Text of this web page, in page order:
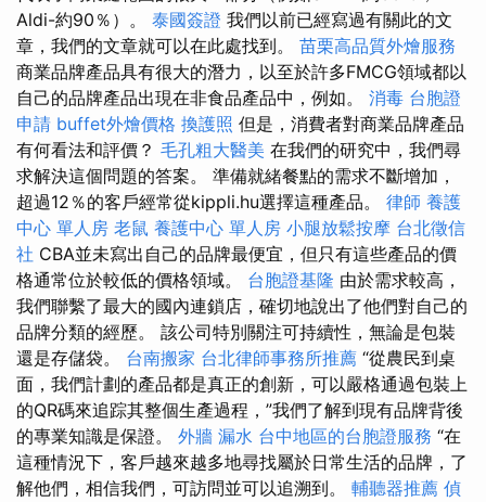
Aldi-約90％）。 泰國簽證 我們以前已經寫過有關此的文
章，我們的文章就可以在此處找到。 苗栗高品質外燴服務
商業品牌產品具有很大的潛力，以至於許多FMCG領域都以
自己的品牌產品出現在非食品產品中，例如。 消毒 台胞證
申請 buffet外燴價格 換護照 但是，消費者對商業品牌產品
有何看法和評價？ 毛孔粗大醫美 在我們的研究中，我們尋
求解決這個問題的答案。 準備就緒餐點的需求不斷增加，
超過12％的客戶經常從kippli.hu選擇這種產品。 律師 養護
中心 單人房 老鼠 養護中心 單人房 小腿放鬆按摩 台北徵信
社 CBA並未寫出自己的品牌最便宜，但只有這些產品的價
格通常位於較低的價格領域。 台胞證基隆 由於需求較高，
我們聯繫了最大的國內連鎖店，確切地說出了他們對自己的
品牌分類的經歷。 該公司特別關注可持續性，無論是包裝
還是存儲袋。 台南搬家 台北律師事務所推薦 “從農民到桌
面，我們計劃的產品都是真正的創新，可以嚴格通過包裝上
的QR碼來追踪其整個生產過程，”我們了解到現有品牌背後
的專業知識是保證。 外牆 漏水 台中地區的台胞證服務 “在
這種情況下，客戶越來越多地尋找屬於日常生活的品牌，了
解他們，相信我們，可訪問並可以追溯到。 輔聽器推薦 偵